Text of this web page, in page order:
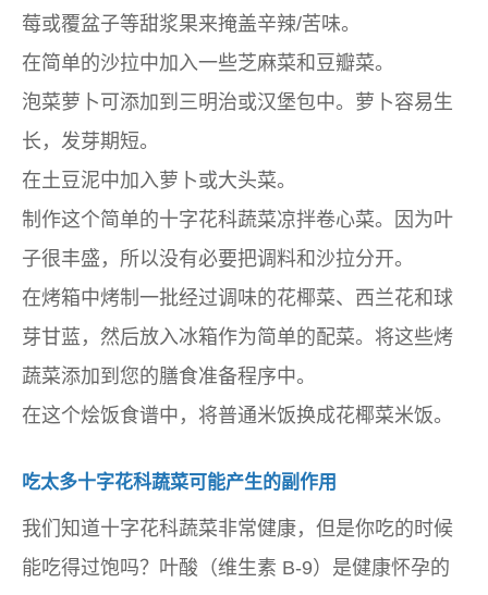
莓或覆盆子等甜浆果来掩盖辛辣/苦味。
在简单的沙拉中加入一些芝麻菜和豆瓣菜。
泡菜萝卜可添加到三明治或汉堡包中。萝卜容易生
长，发芽期短。
在土豆泥中加入萝卜或大头菜。
制作这个简单的十字花科蔬菜凉拌卷心菜。因为叶
子很丰盛，所以没有必要把调料和沙拉分开。
在烤箱中烤制一批经过调味的花椰菜、西兰花和球
芽甘蓝，然后放入冰箱作为简单的配菜。将这些烤
蔬菜添加到您的膳食准备程序中。
在这个烩饭食谱中，将普通米饭换成花椰菜米饭。
吃太多十字花科蔬菜可能产生的副作用
我们知道十字花科蔬菜非常健康，但是你吃的时候
能吃得过饱吗？叶酸（维生素 B-9）是健康怀孕的